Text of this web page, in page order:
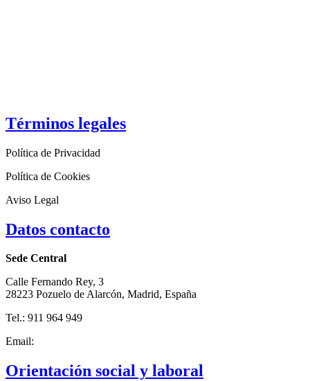
Términos legales
Política de Privacidad
Política de Cookies
Aviso Legal
Datos contacto
Sede Central
Calle Fernando Rey, 3
28223 Pozuelo de Alarcón, Madrid, España
Tel.: 911 964 949
Email:
Orientación social y laboral